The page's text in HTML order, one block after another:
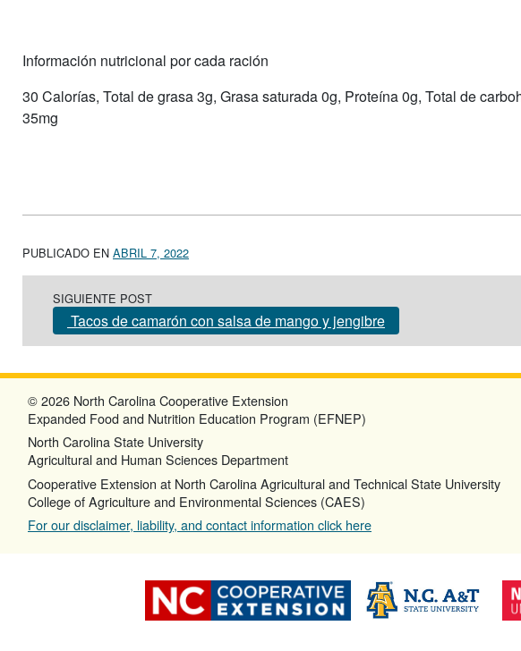
Información nutricional por cada ración
30 Calorías, Total de grasa 3g, Grasa saturada 0g, Proteína 0g, Total de
35mg
PUBLICADO EN ABRIL 7, 2022
Post navigation
SIGUIENTE POST
Tacos de camarón con salsa de mango y jengibre
© 2026 North Carolina Cooperative Extension
Expanded Food and Nutrition Education Program (EFNEP)
North Carolina State University
Agricultural and Human Sciences Department
Cooperative Extension at North Carolina Agricultural and Technical State University
College of Agriculture and Environmental Sciences (CAES)
For our disclaimer, liability, and contact information click here